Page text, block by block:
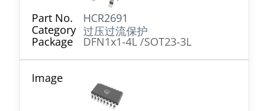
HCR2691
过压过流保护
DFN1x1-4L /SOT23-3L